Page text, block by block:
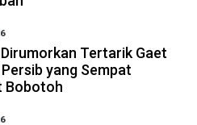
Tertarik Gaet
yang Sempat
Bobotoh